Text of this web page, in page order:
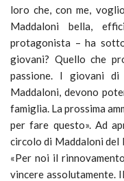
loro che, con me,
Maddaloni bella,
protagonista – ha
giovani? Quello che
passione. I giovani
Maddaloni, devono
famiglia. La prossima
per fare questo». Ad
circolo di Maddaloni
«Per noi il
vincere assolutamente.